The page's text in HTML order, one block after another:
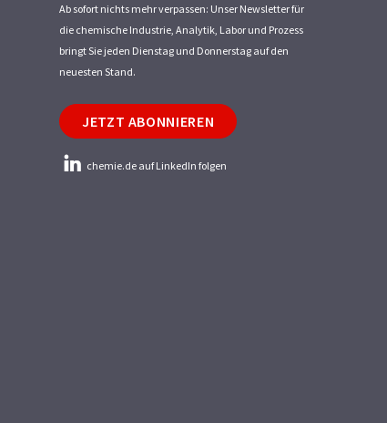
Ab sofort nichts mehr verpassen: Unser Newsletter für
die chemische Industrie, Analytik, Labor und Prozess
bringt Sie jeden Dienstag und Donnerstag auf den
neuesten Stand.
JETZT ABONNIEREN
chemie.de auf LinkedIn folgen